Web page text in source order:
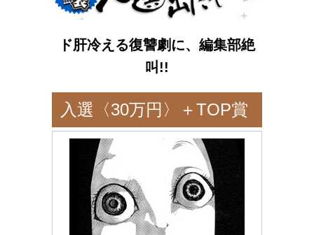
YM 3rd
NEWS
作品一覧
著者一覧
バックナンバー
eヤンマガ
試し読み
新人賞
ド肝冷える復讐劇に、編集部絶
叫!!
入選〈30万円〉＋TOP賞
〈15万円〉